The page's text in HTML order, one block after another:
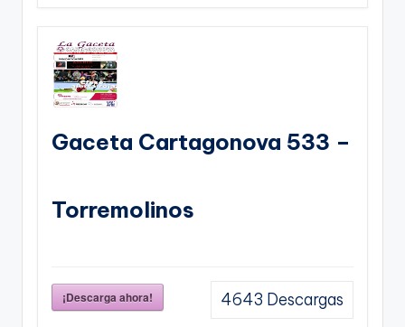
Gaceta Cartagonova 533 –
Torremolinos
¡Descarga ahora! 4643 Descargas